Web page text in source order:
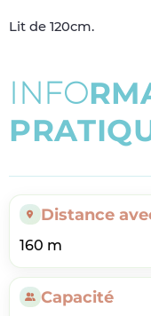
Lit de 120cm.
INFORM
PRATIQ
Distance
160 m
Capacité